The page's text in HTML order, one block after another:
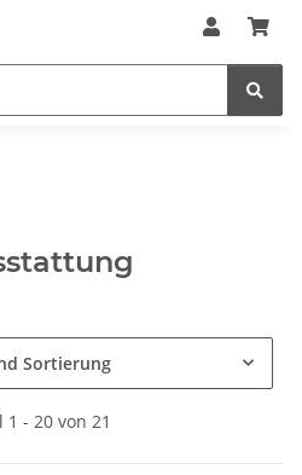
Sortierung
1 - 20 von 21